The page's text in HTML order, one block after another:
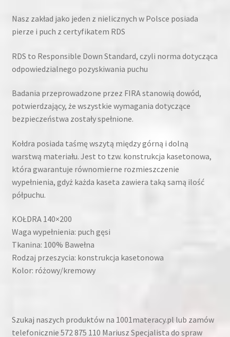
Nasz zakład jako jeden z nielicznych w Polsce posiada
pierze i puch z certyfikatem RDS
RDS to Responsible Down Standard, czyli norma dotycząca
odpowiedzialnego pozyskiwania puchu
Badania przeprowadzone przez FIRA stanowią dowód,
potwierdzający, że wszystkie wymagania dotyczące
bezpieczeństwa zostały spełnione.
Kołdra posiada taśmę wszytą między górną i dolną
warstwą materiału. Jest to tzw. konstrukcja kasetonowa,
która gwarantuje równomierne rozmieszczenie
wypełnienia, gdyż każda kaseta zawiera taką samą ilość
półpuchu.
KOŁDRA 140×200
Waga wypełnienia: puch gęsi
Tkanina: 100% Bawełna
Rodzaj przeszycia: konstrukcja kasetonowa
Kolor: różowy/kremowy
Szukaj naszych produktów na 1001materacy.pl lub zamów
telefonicznie 572 875 110 Mariusz Specjalista do spraw